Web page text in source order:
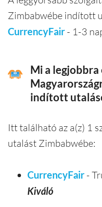
Zimbabwébe indított
CurrencyFair - 1-3
Mi a
indított
Itt található az a(z) 1
utalást Zimbabwébe:
CurrencyFair -
Kiváló